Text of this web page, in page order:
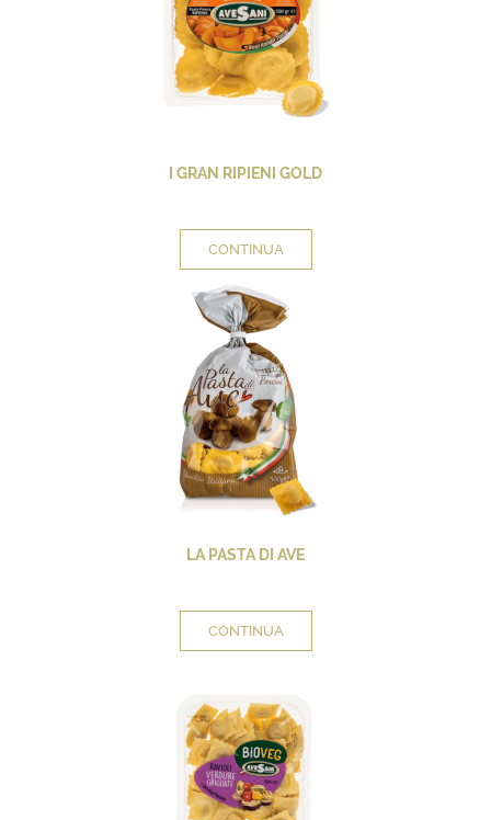
I GRAN RIPIENI GOLD
CONTINUA
LA PASTA DI AVE
CONTINUA